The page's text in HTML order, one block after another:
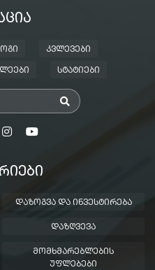
ᲙᲕᲚᲔᲕᲔᲑᲘ
ᲡᲢᲐᲢᲘᲔᲑᲘ
ᲓᲐᲖᲝᲒᲕᲐ ᲓᲐ ᲘᲜᲕᲔᲡᲢᲘᲠᲔᲑᲐ
ᲓᲐᲖᲦᲕᲔᲕᲐ
ᲛᲝᲛᲮᲛᲐᲠᲔᲑᲚᲔᲑᲘᲡ
ᲣᲤᲚᲔᲑᲔᲑᲘ